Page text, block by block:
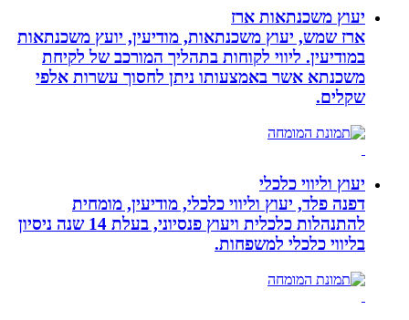
יעוץ משכנתאות ארז
ארז שמש, יעוץ משכנתאות, מודיעין, יועץ משכנתאות
במודיעין. ליווי לקוחות בתהליך המורכב של לקיחת
משכנתא אשר באמצעותו ניתן לחסוך עשרות אלפי
שקלים.
יעוץ וליווי כלכלי
דפנה פלד, יעוץ וליווי כלכלי, מודיעין, מומחית
להתנהלות כלכלית ויעוץ פנסיוני, בעלת 14 שנה ניסיון
בליווי כלכלי למשפחות.